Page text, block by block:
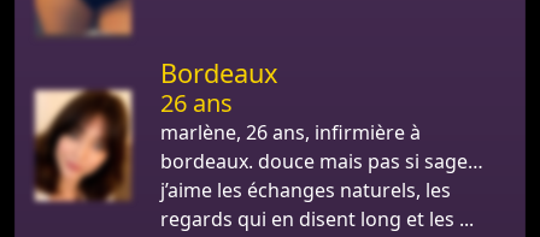
Bordeaux
26 ans
marlène, 26 ans, infirmière à
bordeaux. douce mais pas si sage…
j’aime les échanges naturels, les
regards qui en disent long et les ...